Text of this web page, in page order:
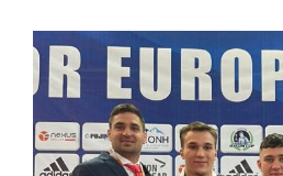
Zobrazit
větší
obrázek